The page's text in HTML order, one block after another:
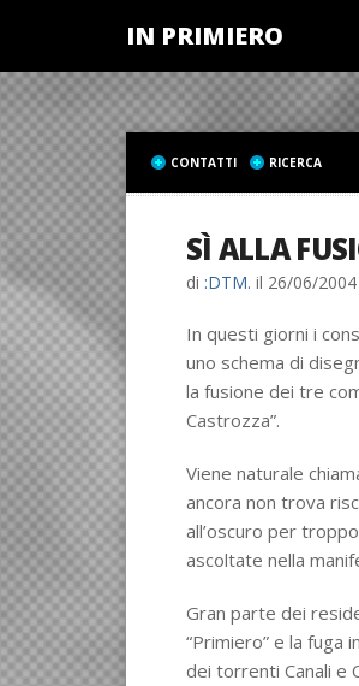
IN PRIMIERO
CONTATTI RICERCA
SÌ ALLA
di :DTM. il 26/06/2004
In questi giorni i
uno schema di
la fusione dei tre
Castrozza”.
Viene naturale
ancora non trova
all’oscuro per
ascoltate nella
Gran parte dei
“Primiero” e la fuga
dei torrenti Canali e